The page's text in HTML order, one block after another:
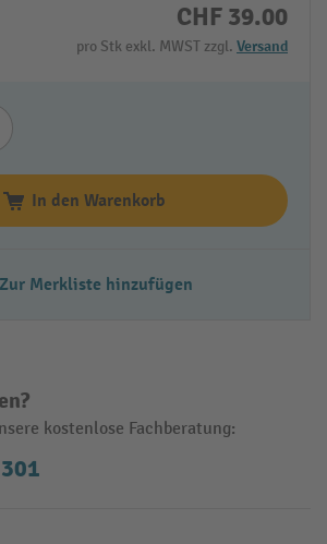
CHF 39.00
pro Stk exkl. MWST zzgl. Versand
In den Warenkorb
Zur Merkliste hinzufügen
kostenlose Fachberatung: